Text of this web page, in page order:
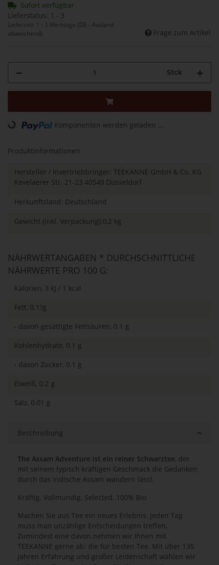
Sofort verfügbar
Lieferstatus: 1 - 3
Lieferzeit: 1 - 3 Werktage (DE - Ausland
abweichend)
Frage zum Artikel
Stck
Komponenten werden geladen ...
Produktinformationen
Hersteller / Invertriebbringer: TEEKANNE GmbH & Co. KG
Kevelaerer Str. 21-23 40549 Düsseldorf
Herkunftsland: Deutschland
Gewicht (inkl. Verpackung):0,2 kg
NÄHRWERTANGABEN * DURCHSCHNITTLICHE
NÄHRWERTE PRO 100 G:
Kalorien, 3 kJ / 1 kcal
Fett, 0.1?g
- davon gesättigte Fettsäuren, 0.1 g
Kohlenhydrate, 0.1 g
- davon Zucker, 0.1 g
Eiweiß, 0.2 g
Salz, 0.01 g
Beschreibung
The Assam Adventure ist ein reiner Schwarztee, der
mit seinem typisch kräftigen Geschmack die Gedanken
durch das indische Assam wandern lässt.
Kräftig. Vollmundig. Selected. 100% Bio
Machen Sie aus Tee ein neues Erlebnis. Jeden Tag
muss man unzählige Entscheidungen treffen.
Zumindest eine davon nehmen wir Ihnen mit
TEEKANNE gerne ab: die für besten Tee. Mit über 135
Jahren Erfahrung und großer Leidenschaft wählen wir